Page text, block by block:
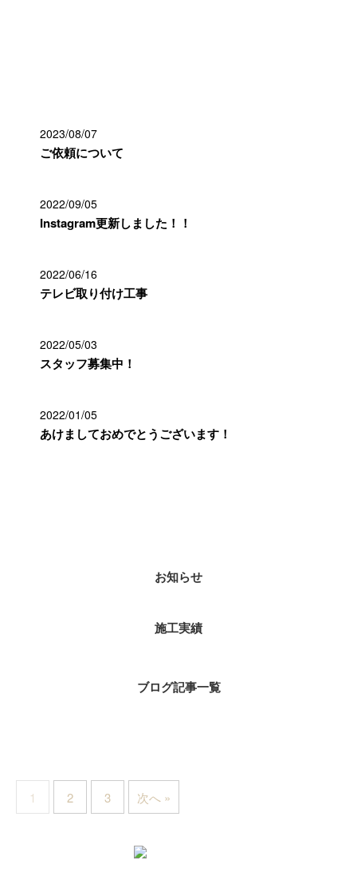
2023/08/07
ご依頼について
2022/09/05
Instagram更新しました！！
2022/06/16
テレビ取り付け工事
2022/05/03
スタッフ募集中！
2022/01/05
あけましておめでとうございます！
お知らせ
施工実績
ブログ記事一覧
1 2 3 次へ »